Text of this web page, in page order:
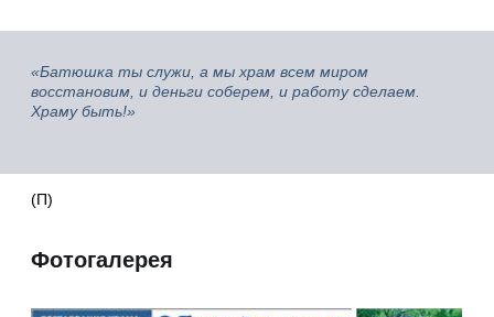
«Батюшка ты служи, а мы храм всем миром
восстановим, и деньги соберем, и работу сделаем.
Храму быть!»
(П)
Фотогалерея